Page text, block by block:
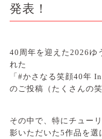
発表！
40 周年を迎えた2026ゆ
れた
「 #かさなる笑顔40年
のご投稿（たくさんの
その中で、特にチュー
影いただいた5作品を選